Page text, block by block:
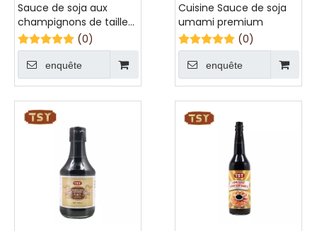
Sauce de soja aux
champignons de taille
familiale umami pour
nouilles
(0)
enquête
Cuisine Sauce de soja
umami premium
(0)
enquête